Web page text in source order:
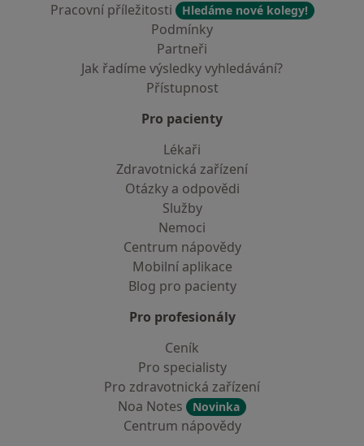
Pracovní příležitosti
Hledáme nové kolegy!
Podmínky
Partneři
Jak řadíme výsledky vyhledávání?
Přístupnost
Pro pacienty
Lékaři
Zdravotnická zařízení
Otázky a odpovědi
Služby
Nemoci
Centrum nápovědy
Mobilní aplikace
Blog pro pacienty
Pro profesionály
Ceník
Pro specialisty
Pro zdravotnická zařízení
Noa Notes
Novinka
Centrum nápovědy